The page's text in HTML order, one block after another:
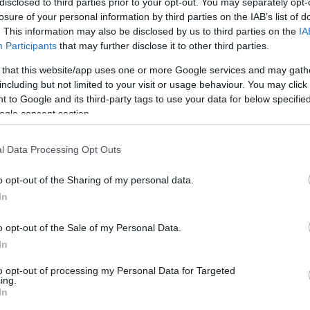
of your personal information by third parties on the IAB’s list of
This information may also be disclosed by us to third parties on the
Participants that may further disclose it to other third parties.
that this website/app uses one or more Google services and may
but not limited to your visit or usage behaviour. You may
to Google and its third-party tags to use your data for below
consent section.
Data Processing Opt Outs
opt-out of the Sharing of my personal data.
opt-out of the Sale of my Personal Data.
opt-out of processing my Personal Data for Targeted
automatikus biztonsági mentése
NAS eszközről különböző PC/Mac rendszerű
támogatja az előző verziók helyreállítását, és
megosztását. Ha Mac rendszert használ, a
biztonsági mentést készíthet a Synology NAS
kínál licencek nélkül
és virtuális számítógépek és szerverek biztonsági
az Office 365 és a G-Suite. Az Active Backup for
amely támogatja a fejlett funkciókat, például a
VMware és Hyper-V támogatás, és ezek